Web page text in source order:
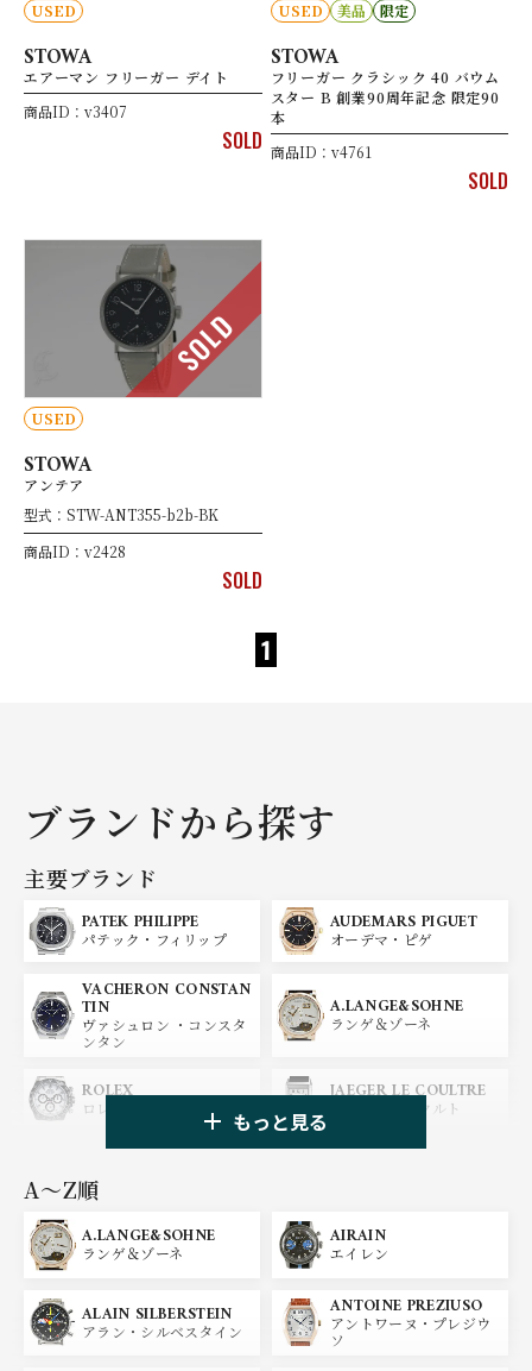
USED
STOWA
エアーマン フリーガー デイト
商品ID：v3407
SOLD
USED 美品 限定
STOWA
フリーガー クラシック 40 バウム
スター B 創業90周年記念 限定90
本
商品ID：v4761
SOLD
SOLD
USED
STOWA
アンテア
型式：STW-ANT355-b2b-BK
商品ID：v2428
SOLD
1
ブランドから探す
主要ブランド
PATEK PHILIPPE
パテック・フィリップ
AUDEMARS PIGUET
オーデマ・ピゲ
VACHERON CONSTAN
TIN
ヴァシュロン ・コンスタ
ンタン
A.LANGE&SOHNE
ランゲ＆ゾーネ
ROLEX
ロレックス
JAEGER LE COULTRE
ジャガー・ルクルト
パネライ
OMEGA
オメガ
BREGUET
ブレゲ
BLANCPAIN
ブランパン
BREITLING
ブライトリング
もっと見る
A〜Z順
A.LANGE&SOHNE
ランゲ＆ゾーネ
AIRAIN
エイレン
ALAIN SILBERSTEIN
アラン・シルベスタイン
ANTOINE PREZIUSO
アントワーヌ・プレジウ
ソ